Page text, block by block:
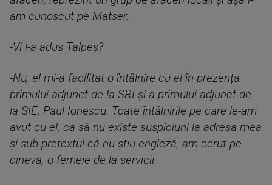
am cunoscut pe Matser.
-Vi l-a adus Talpeș?
-Nu, el mi-a facilitat o întâlnire cu el în prezența
primului adjunct de la SRI și a primului adjunct de
la SIE, Paul Ionescu. Toate întâlnirile pe care le-am
avut cu el, ca să nu existe suspiciuni la adresa mea
și sub pretextul că nu știu engleză, am cerut pe
cineva, o femeie de la servicii.